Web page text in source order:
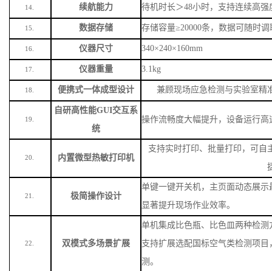
14. 续航能力 待机时长＞48小时，支持连续高
15. 数据存储 存储容量≥20000条，数据可随时
16. 仪器尺寸 340×240×160mm
17. 仪器重量 3.1kg
18. 便携式一体成型设计 兼顾现场应急检测与实验室精
19.
自研高性能GUI交互系
统
操作流畅度大幅提升，设备运行
20. 内置微型热敏打印机
支持实时打印、批量打印，可自
21. 极简操作设计
单键一键开关机，主页面动态展
显著提升现场作业效率。
22. 双模式多场景扩展
单机集成比色瓶、比色皿两种检
支持扩展选配国标空气类检测项
测。